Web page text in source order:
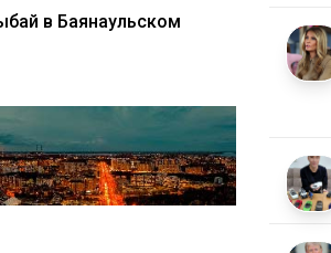
в Баянаульском